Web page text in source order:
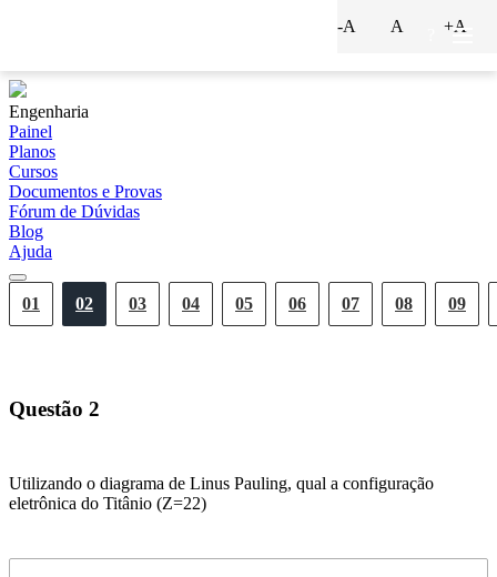
Engenharia
Painel
Planos
Cursos
Documentos e Provas
Fórum de Dúvidas
Blog
Ajuda
01 02 03 04 05 06 07 08 09
-A A +A
Questão 2
Utilizando o diagrama de Linus Pauling, qual a configuração
eletrônica do Titânio (Z=22)